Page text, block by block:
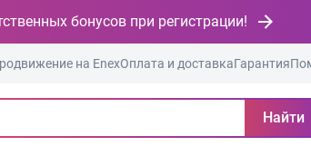
бонусов при регистрации!
на EnexОплата и доставкаГарантия
Найти